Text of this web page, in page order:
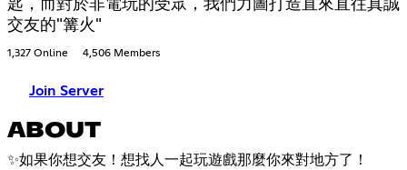
匙，而對於非電玩的受眾，我們力圖打造直來直往真誠
交友的"篝火"
1,327 Online 4,506 Members
Join Server
ABOUT
✨如果你想交友！想找人一起玩遊戲那麼你來對地方了！